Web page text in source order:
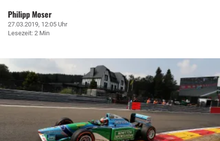
Philipp Moser
27.03.2019, 12:05 Uhr
Lesezeit: 2 Min